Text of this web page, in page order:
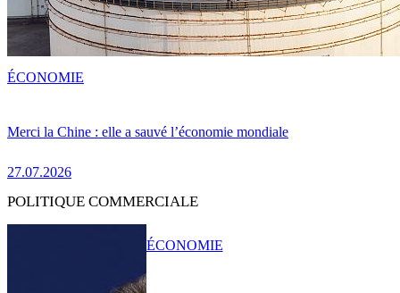
Merci la Chine : elle a sauvé l’économie mondiale
27.07.2026
ÉCONOMIE
POLITIQUE COMMERCIALE
ÉCONOMIE